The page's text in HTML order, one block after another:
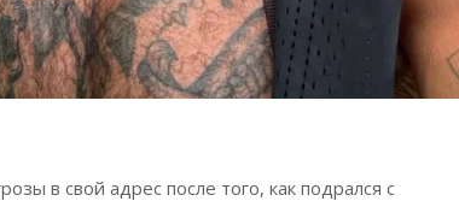
в свой адрес после того, как подрался с